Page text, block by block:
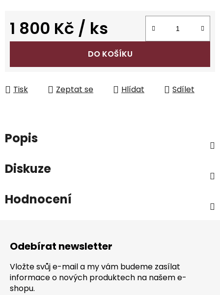
1 800 Kč / ks
Měrná cena:
DO KOŠÍKU
Tisk Zeptat se Hlídat Sdílet
Popis
Diskuze
Hodnocení
Odebírat newsletter
Vložte svůj e-mail a my vám budeme zasílat
informace o nových produktech na našem e-
shopu.